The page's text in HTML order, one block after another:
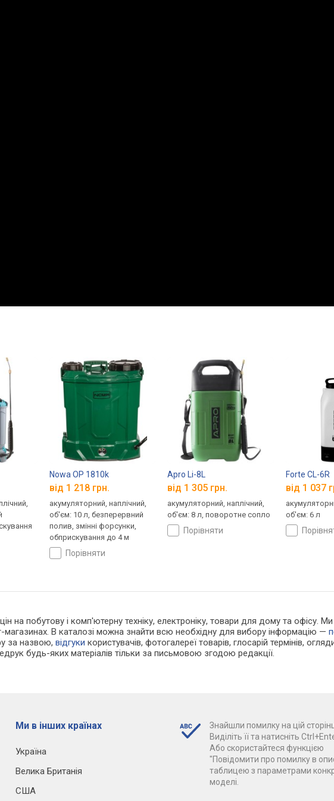
Nowa OP 1810k
від 1 218 грн.
акумуляторний, наплічний,
об'єм: 10 л, безперервний
полив, змінні форсунки,
обприскування до 4 м
порівняти
Apro Li-8L
від 1 305 грн.
акумуляторний, наплічний,
об'єм: 8 л, поворотне сопло
порівняти
Forte CL-6R
від 1 037
об'єм: 6 л
на побутову і комп'ютерну техніку, електроніку, товари для дому та
магазинах. В каталозі можна знайти всю необхідну для вибору інформацію —
за назвою,відгуки користувачів, фотогалереї товарів, глосарій термінів,
будь-яких матеріалів тільки за письмовою згодою редакції.
Ми в інших країнах
Україна
Велика Британія
США
Знайшли помилку на цій
Виділіть її та натисніть
Або скористайтеся функцією
"Повідомити про помилку в
таблицею з параметрами
моделі.